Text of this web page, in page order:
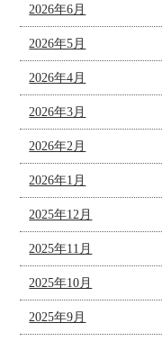
2026年6月
2026年5月
2026年4月
2026年3月
2026年2月
2026年1月
2025年12月
2025年11月
2025年10月
2025年9月